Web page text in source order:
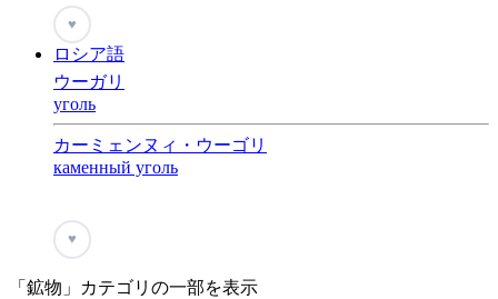
♥
ロシア語
ウーガリ
уголь
カーミェンヌィ・ウーゴリ
каменный уголь
♥
「鉱物」カテゴリの一部を表示